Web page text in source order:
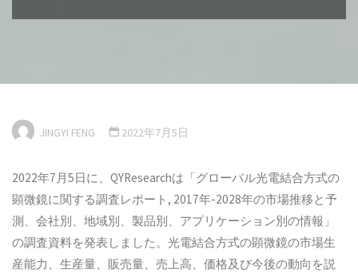
JINGYI FENG 2022年7月5日
2022年7月5日に、QYResearchは「グローバル光電結合方式の
顕微鏡に関する調査レポート, 2017年-2028年の市場推移と予
測、会社別、地域別、製品別、アプリケーション別の情報」
の調査資料を発表しました。光電結合方式の顕微鏡の市場生
産能力、生産量、販売量、売上高、価格及び今後の動向を説